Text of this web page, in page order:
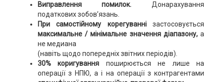
Виправлення помилок. Донарахування
податкових зобов’язань.
При самостійному корегуваннізастосовується
максимальне / мінімальне значення діапазону,а
не медиана
(навіть щодо попередніх звітних періодів).
30% коригування поширюється не лише на
операції з НПЮ, а і на операції з контрагентами